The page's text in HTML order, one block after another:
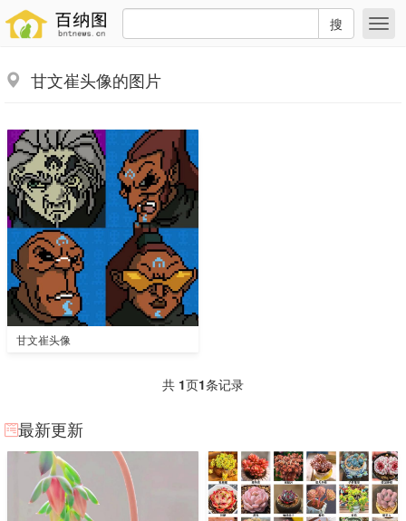
搜
甘文崔头像的图片
甘文崔头像
共 1页1条记录
最新更新